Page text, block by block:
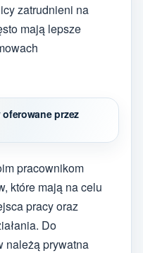
zatrudnieni na
mają lepsze
przez
pracownikom
które mają na celu
pracy oraz
Do
należą prywatna